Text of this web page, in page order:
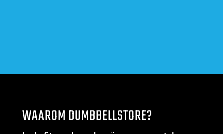
WAAROM DUMBBELLSTORE?